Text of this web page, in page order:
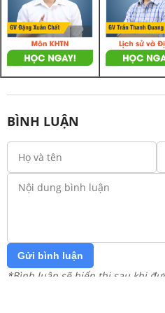
BÌNH LUẬN
Gửi bình luận
*Bình luận sẽ hiển thị sau khi